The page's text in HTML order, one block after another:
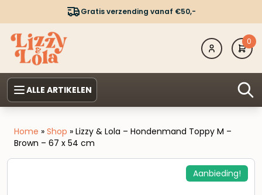
Gratis verzending vanaf €50,-
0
ALLE ARTIKELEN
Home » Shop » Lizzy & Lola – Hondenmand Toppy M –
Brown – 67 x 54 cm
Aanbieding!